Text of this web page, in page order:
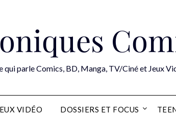
qui parle Comics, BD, Manga, TV/Ciné et Jeux
VIDÉO DOSSIERS ET FOCUS